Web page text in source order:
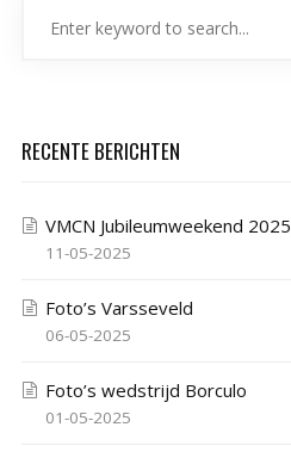
RECENTE BERICHTEN
VMCN Jubileumweekend 2025
11-05-2025
Foto’s Varsseveld
06-05-2025
Foto’s wedstrijd Borculo
01-05-2025